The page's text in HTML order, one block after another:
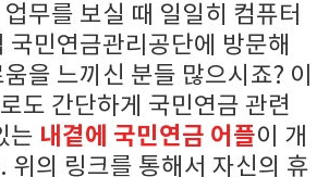
무를 보실 때 일일히 컴퓨터
국민연금관리공단에 방문해
을 느끼신 분들 많으시죠? 이
도 간단하게 국민연금 관련
는 내곁에 국민연금 어플이 개
위의 링크를 통해서 자신의 휴